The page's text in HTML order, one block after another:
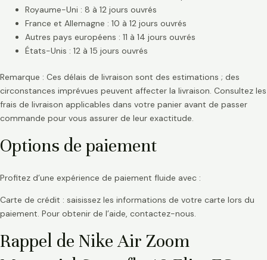
Royaume-Uni : 8 à 12 jours ouvrés
France et Allemagne : 10 à 12 jours ouvrés
Autres pays européens : 11 à 14 jours ouvrés
États-Unis : 12 à 15 jours ouvrés
Remarque : Ces délais de livraison sont des estimations ; des
circonstances imprévues peuvent affecter la livraison. Consultez les
frais de livraison applicables dans votre panier avant de passer
commande pour vous assurer de leur exactitude.
Options de paiement
Profitez d’une expérience de paiement fluide avec :
Carte de crédit : saisissez les informations de votre carte lors du
paiement. Pour obtenir de l’aide, contactez-nous.
Rappel de Nike Air Zoom